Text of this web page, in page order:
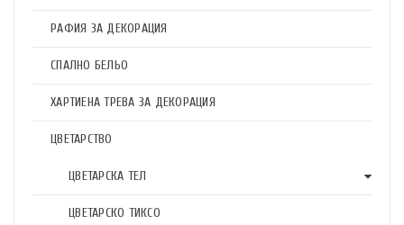
РАФИЯ ЗА ДЕКОРАЦИЯ
СПАЛНО БЕЛЬО
ХАРТИЕНА ТРЕВА ЗА ДЕКОРАЦИЯ
ЦВЕТАРСТВО
ЦВЕТАРСКА ТЕЛ
ЦВЕТАРСКО ТИКСО